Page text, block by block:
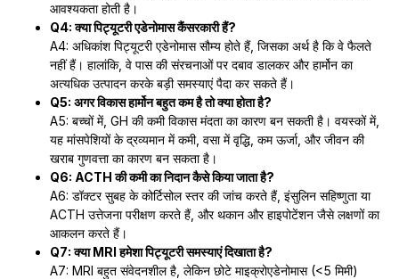
आवश्यकता होती है।
Q4: क्या पिट्यूटरी एडेनोमास कैंसरकारी हैं?
A4: अधिकांश पिट्यूटरी एडेनोमास सौम्य होते हैं, जिसका अर्थ है कि वे फैलते
नहीं हैं। हालांकि, वे पास की संरचनाओं पर दबाव डालकर और हार्मोन का
अत्यधिक उत्पादन करके बड़ी समस्याएं पैदा कर सकते हैं।
Q5: अगर विकास हार्मोन बहुत कम है तो क्या होता है?
A5: बच्चों में, GH की कमी विकास मंदता का कारण बन सकती है। वयस्कों में,
यह मांसपेशियों के द्रव्यमान में कमी, वसा में वृद्धि, कम ऊर्जा, और जीवन की
खराब गुणवत्ता का कारण बन सकता है।
Q6: ACTH की कमी का निदान कैसे किया जाता है?
A6: डॉक्टर सुबह के कोर्टिसोल स्तर की जांच करते हैं, इंसुलिन सहिष्णुता या
ACTH उत्तेजना परीक्षण करते हैं, और थकान और हाइपोटेंशन जैसे लक्षणों का
आकलन करते हैं।
Q7: क्या MRI हमेशा पिट्यूटरी समस्याएं दिखाता है?
A7: MRI बहुत संवेदनशील है, लेकिन छोटे माइक्रोएडेनोमास (<5 मिमी)